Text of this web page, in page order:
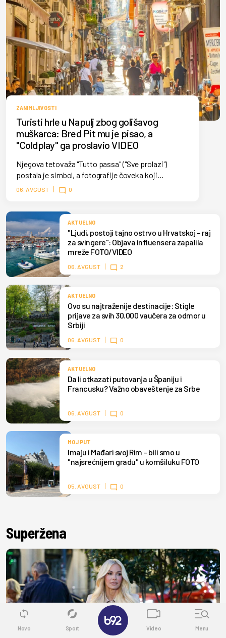
ZANIMLJIVOSTI
Turisti hrle u Napulj zbog golišavog
muškarca: Bred Pit mu je pisao, a
"Coldplay" ga proslavio VIDEO
Njegova tetovaža "Tutto passa" ("Sve prolazi")
postala je simbol, a fotografije čoveka koji
svakodnevno sedi pored mora obišle su svet.
06. AVGUST 0
AKTUELNO
"Ljudi, postoji tajno ostrvo u Hrvatskoj – raj
za svingere": Objava influensera zapalila
mreže FOTO/VIDEO
06. AVGUST 2
AKTUELNO
Ovo su najtraženije destinacije: Stigle
prijave za svih 30.000 vaučera za odmor u
Srbiji
06. AVGUST 0
AKTUELNO
Da li otkazati putovanja u Španiju i
Francusku? Važno obaveštenje za Srbe
06. AVGUST 0
MOJ PUT
Imaju i Mađari svoj Rim – bili smo u
"najsrećnijem gradu" u komšiluku FOTO
05. AVGUST 0
Superžena
Novo Sport Video Menu
✕